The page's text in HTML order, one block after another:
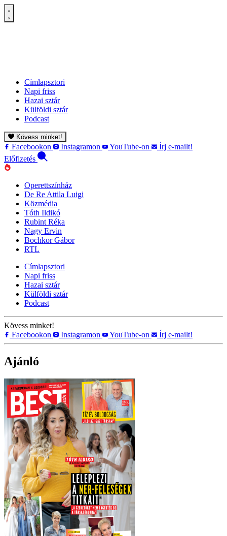
Címlapsztori
Napi friss
Hazai sztár
Külföldi sztár
Podcast
Kövess minket!
Facebookon Instagramon YouTube-on
Írj e-mailt!
Előfizetés
Operettszínház
De Re Attila Luigi
Közmédia
Tóth Ildikó
Rubint Réka
Nagy Ervin
Bochkor Gábor
RTL
Címlapsztori
Napi friss
Hazai sztár
Külföldi sztár
Podcast
Kövess minket!
Facebookon
Instagramon YouTube-on Írj e-mailt!
Ajánló